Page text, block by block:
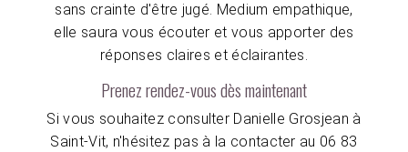
sans crainte d'être jugé. Medium empathique,
elle saura vous écouter et vous apporter des
réponses claires et éclairantes.
Prenez rendez-vous dès maintenant
Si vous souhaitez consulter Danielle Grosjean à
Saint-Vit, n'hésitez pas à la contacter au 06 83